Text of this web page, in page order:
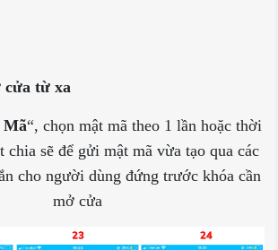
cửa từ xa
Mã“, chọn mật mã theo 1 lần hoặc thời
chia sẽ để gửi mật mã vừa tạo qua các
cho người dùng đứng trước khóa cần
mở cửa